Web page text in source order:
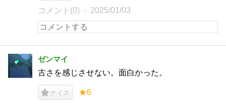
コメント(0) 2025/01/03
ゼンマイ
古さを感じさせない。面白かった。
ナイス ★6